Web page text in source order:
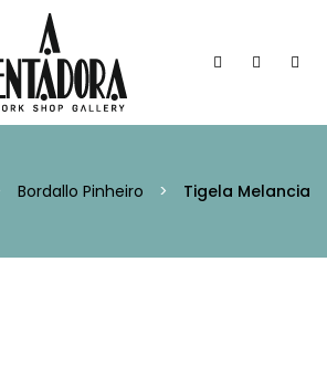
Bordallo Pinheiro > Tigela Melancia